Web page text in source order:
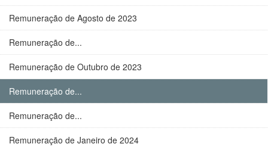
Remuneração de Agosto de 2023
Remuneração de...
Remuneração de Outubro de 2023
Remuneração de...
Remuneração de...
Remuneração de Janeiro de 2024